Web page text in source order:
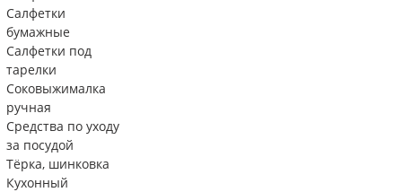
Салфетки
бумажные
Салфетки под
тарелки
Соковыжималка
ручная
Средства по уходу
за посудой
Тëрка, шинковка
Кухонный